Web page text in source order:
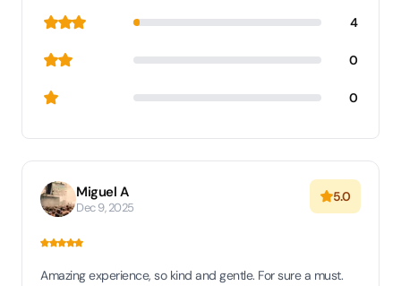
4
0
0
Miguel A
Dec 9, 2025
5.0
Amazing experience, so kind and gentle. For sure a must.